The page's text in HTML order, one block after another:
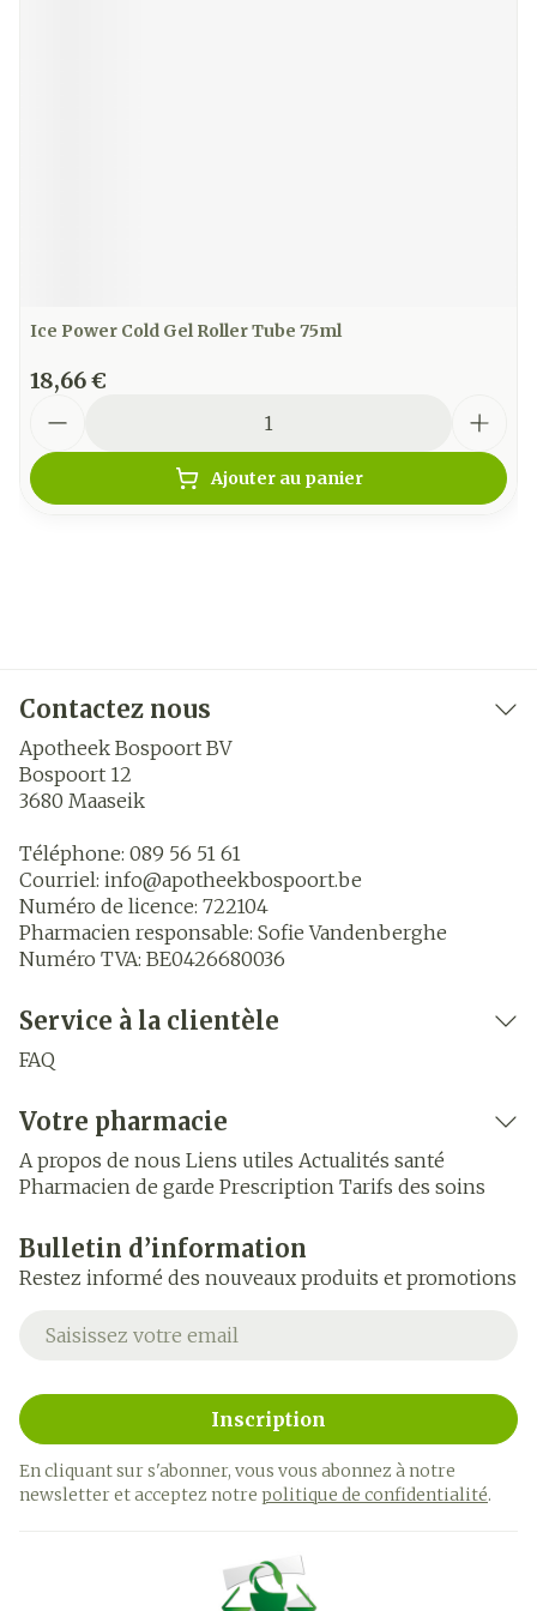
Ice Power Cold Gel Roller Tube 75ml
18,66 €
Ajouter au panier
Contactez nous
Apotheek Bospoort BV
Bospoort 12
3680 Maaseik
Téléphone: 089 56 51 61
Courriel: info@apotheekbospoort.be
Numéro de licence: 722104
Pharmacien responsable: Sofie Vandenberghe
Numéro TVA: BE0426680036
Service à la clientèle
FAQ
Votre pharmacie
A propos de nous Liens utiles Actualités santé
Pharmacien de garde Prescription Tarifs des soins
Bulletin d’information
Restez informé des nouveaux produits et promotions
Adresse mail
Inscription
En cliquant sur s'abonner, vous vous abonnez à notre
newsletter et acceptez notre politique de confidentialité.